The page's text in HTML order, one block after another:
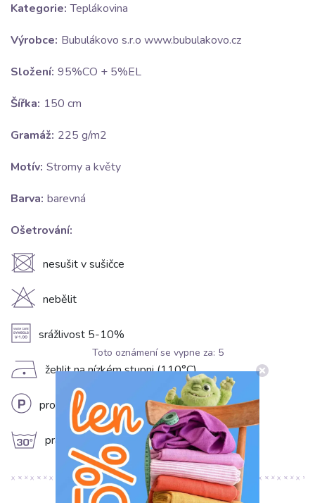
Kategorie: Teplákovina
Výrobce: Bubulákovo s.r.o www.bubulakovo.cz
Složení: 95%CO + 5%EL
Šířka: 150 cm
Gramáž: 225 g/m2
Motív: Stromy a květy
Barva: barevná
Ošetrování:
U nesušit v sušičce
H nebělit
A srážlivost 5-10%
D žehlit na nízkém stupni (110°C)
L profesionální chemické čištění
g prát na 30°C
Toto oznámení se vypne za: 5